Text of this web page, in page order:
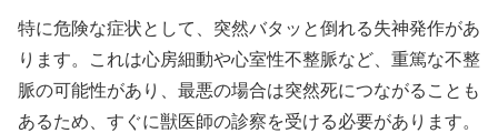
特に危険な症状として、突然バタッと倒れる失神発作があ
ります。これは心房細動や心室性不整脈など、重篤な不整
脈の可能性があり、最悪の場合は突然死につながることも
あるため、すぐに獣医師の診察を受ける必要があります。